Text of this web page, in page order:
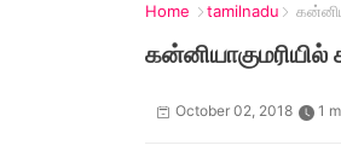
Home tamilnadu
October 02, 2018 1